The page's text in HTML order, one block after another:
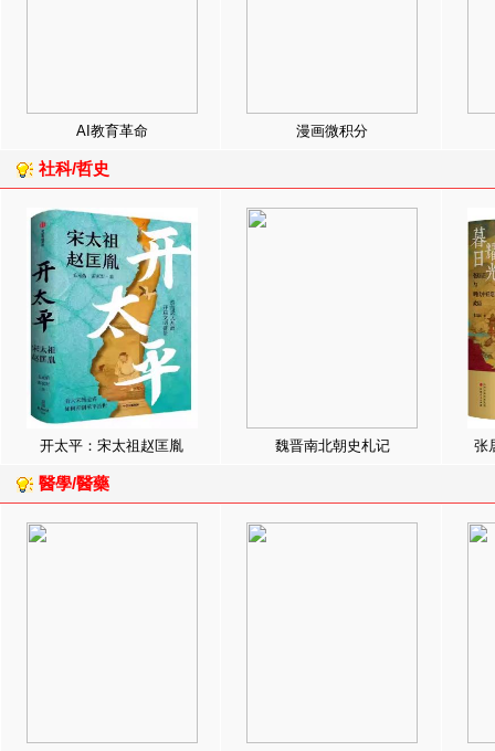
AI教育革命 漫画微积分
社科/哲史
开太平：宋太祖赵匡胤 魏晋南北朝史札记 张
醫學/醫藥